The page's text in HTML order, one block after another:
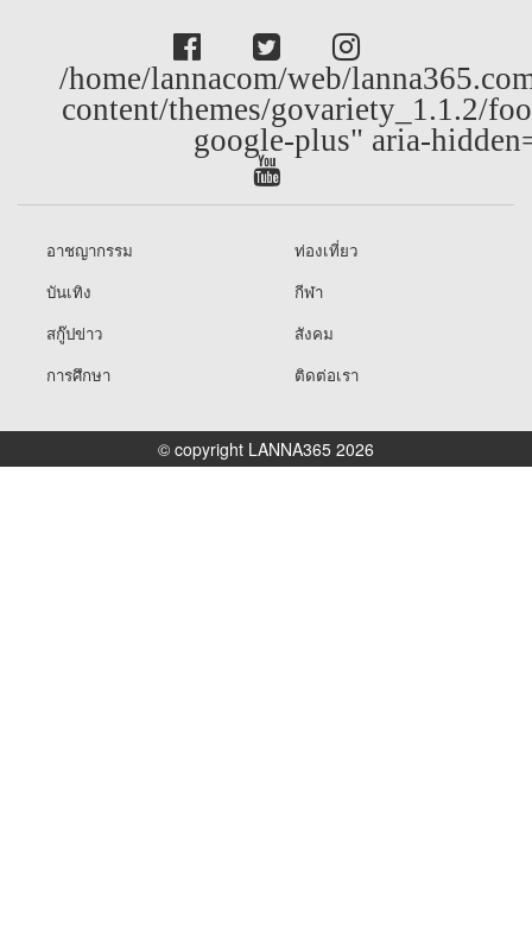
/home/lannacom/web/
content/themes/govariety_1.1.2/
google-plus" aria-
อาชญากรรม
ท่องเที่ยว
บันเทิง
กีฬา
สกู๊ปข่าว
สังคม
การศึกษา
ติดต่อเรา
© copyright LANNA365 2026